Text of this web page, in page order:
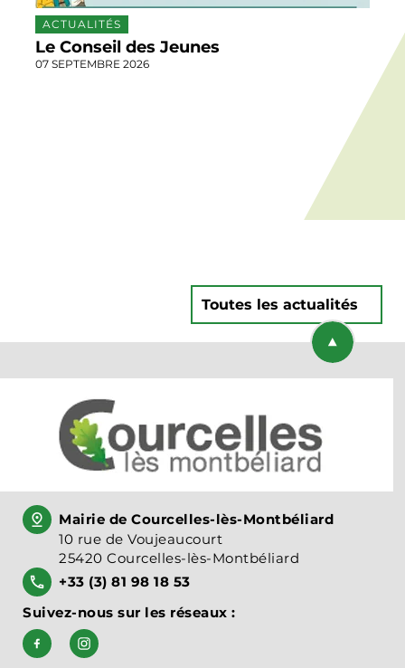
Le Conseil des Jeunes
07 SEPTEMBRE 2026
ACTUALITÉS
Toutes les actualités
Retourner
Mairie de Courcelles-lès-Montbéliard
10 rue de Voujeaucourt
25420 Courcelles-lès-Montbéliard
+33 (3) 81 98 18 53
Suivez-nous sur les réseaux :
Suivez-nous sur Facebook, Bien vivre à Courcelles-
Suivez-nous sur Instagram,